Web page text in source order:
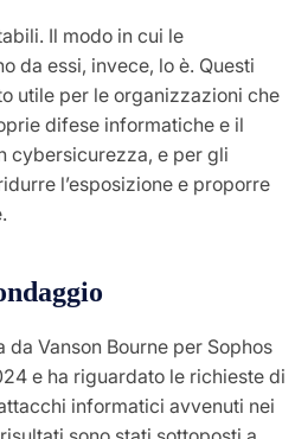
Il modo in cui le
da essi, invece, lo è. Questi
utile per le organizzazioni che
difese informatiche e il
cybersicurezza, e per gli
l’esposizione e proporre
Vanson Bourne per Sophos
e ha riguardato le richieste di
informatici avvenuti nei